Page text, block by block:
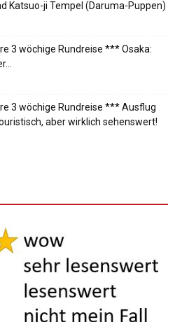
Katsuo-ji Tempel (Daruma-Puppen)
3 wöchige Rundreise *** Osaka:
3 wöchige Rundreise *** Ausflug
aber wirklich sehenswert!